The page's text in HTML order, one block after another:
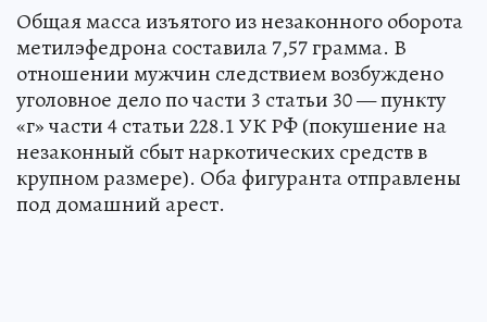
Общая масса изъятого из незаконного оборота
метилэфедрона составила 7,57 грамма. В
отношении мужчин следствием возбуждено
уголовное дело по части 3 статьи 30 — пункту
«г» части 4 статьи 228.1 УК РФ (покушение на
незаконный сбыт наркотических средств в
крупном размере). Оба фигуранта отправлены
под домашний арест.